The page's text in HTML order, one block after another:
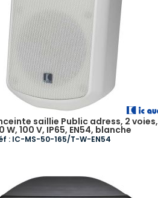
saillie Public adress, 2 voies,
W, 100 V, IP65, EN54, blanche
: IC-MS-50-165/T-W-EN54